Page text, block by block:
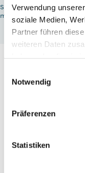
Verwendung
soziale Medien,
Partner führen
weiteren Daten
Notwendig
Präferenzen
Statistiken
Sieben Gründe, die Marc
machen!